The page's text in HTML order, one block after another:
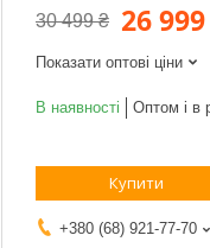
30 499 ₴ 26
Показати оптові ціни
В наявності Оптом і в
Купити
+380 (68) 921-77-70